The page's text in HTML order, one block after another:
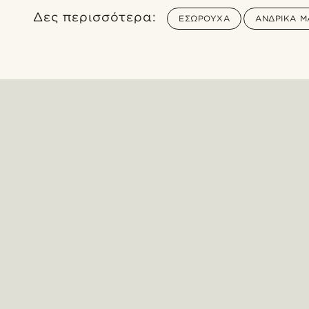
Δες περισσότερα: ΕΣΏΡΟΥΧΑ ΑΝΔΡΙΚΆ